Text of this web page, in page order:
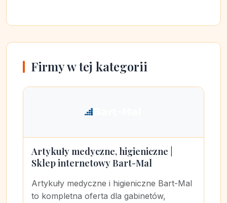
Firmy w tej kategorii
Artykuły medyczne, higieniczne |
Sklep internetowy Bart-Mal
Artykuły medyczne i higieniczne Bart-Mal
to kompletna oferta dla gabinetów,